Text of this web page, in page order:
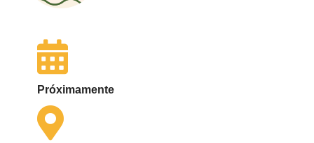
Próximamente